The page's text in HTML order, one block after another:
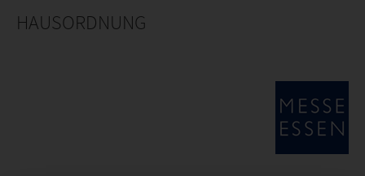
HAUSORDNUNG